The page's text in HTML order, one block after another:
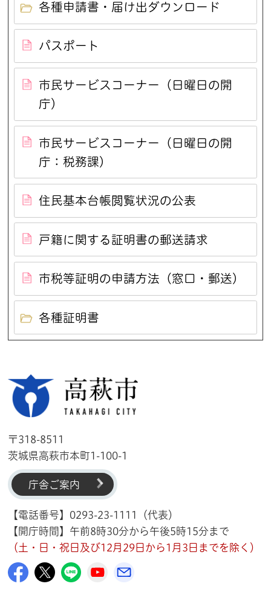
各種申請書・届け出ダウンロード
パスポート
市民サービスコーナー（日曜日の開
庁）
市民サービスコーナー（日曜日の開
庁：税務課）
住民基本台帳閲覧状況の公表
戸籍に関する証明書の郵送請求
市税等証明の申請方法（窓口・郵送）
各種証明書
〒318-8511
茨城県高萩市本町1-100-1
庁舎ご案内
【電話番号】0293-23-1111（代表）
【開庁時間】午前8時30分から午後5時15分まで
（土・日・祝日及び12月29日から1月3日までを除く）
高萩市公式Facebook
高萩市公式X
高萩市公式LINE
高萩市YouTube公式チャンネル